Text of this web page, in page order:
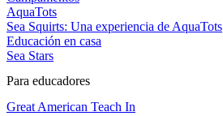
AquaTots
Sea Squirts: Una experiencia de AquaTots
Educación en casa
Sea Stars
Para educadores
Great American Teach In